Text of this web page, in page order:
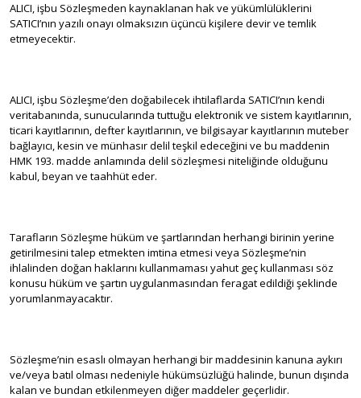
ALICI, işbu Sözleşmeden kaynaklanan hak ve yükümlülüklerini
SATICI’nın yazılı onayı olmaksızın üçüncü kişilere devir ve temlik
etmeyecektir.
ALICI, işbu Sözleşme’den doğabilecek ihtilaflarda SATICI’nın kendi
veritabanında, sunucularında tuttuğu elektronik ve sistem kayıtlarının,
ticari kayıtlarının, defter kayıtlarının, ve bilgisayar kayıtlarının muteber
bağlayıcı, kesin ve münhasır delil teşkil edeceğini ve bu maddenin
HMK 193. madde anlamında delil sözleşmesi niteliğinde olduğunu
kabul, beyan ve taahhüt eder.
Tarafların Sözleşme hüküm ve şartlarından herhangi birinin yerine
getirilmesini talep etmekten imtina etmesi veya Sözleşme’nin
ihlalinden doğan haklarını kullanmaması yahut geç kullanması söz
konusu hüküm ve şartın uygulanmasından feragat edildiği şeklinde
yorumlanmayacaktır.
Sözleşme’nin esaslı olmayan herhangi bir maddesinin kanuna aykırı
ve/veya batıl olması nedeniyle hükümsüzlüğü halinde, bunun dışında
kalan ve bundan etkilenmeyen diğer maddeler geçerlidir.